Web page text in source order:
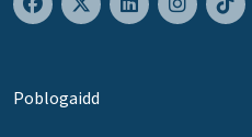
Poblogaidd